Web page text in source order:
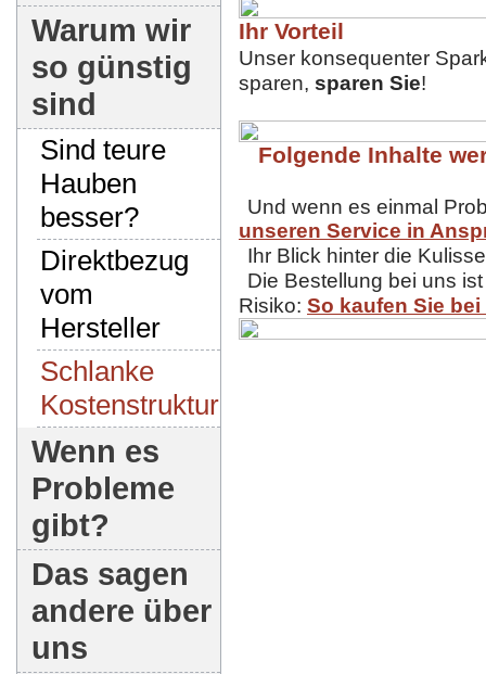
Warum wir
so günstig
sind
Sind teure
Hauben
besser?
Direktbezug
vom
Hersteller
Schlanke
Kostenstruktur
Wenn es
Probleme
gibt?
Das sagen
andere über
uns
Ihr Vorteil
Unser konsequenter
sparen, sparen Sie!
Folgende Inhalte
Und wenn es einmal
unseren Service in
Ihr Blick hinter die
Die Bestellung bei uns
Risiko: So kaufen Sie